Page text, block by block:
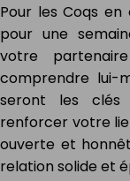
Pour les Coqs
pour une
votre
comprendre lui-
seront les clés
renforcer votre
ouverte et
relation solide et